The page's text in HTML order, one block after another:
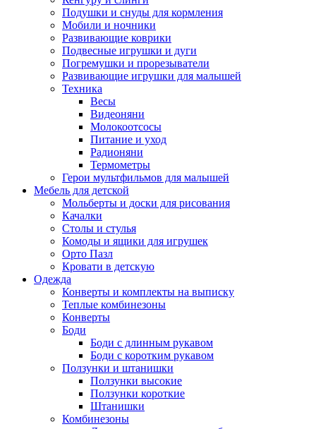
Подушки и снуды для кормления
Мобили и ночники
Развивающие коврики
Подвесные игрушки и дуги
Погремушки и прорезыватели
Развивающие игрушки для малышей
Техника
Весы
Видеоняни
Молокоотсосы
Питание и уход
Радионяни
Термометры
Герои мультфильмов для малышей
Мебель для детской
Мольберты и доски для рисования
Качалки
Столы и стулья
Комоды и ящики для игрушек
Орто Пазл
Кровати в детскую
Одежда
Конверты и комплекты на выписку
Теплые комбинезоны
Конверты
Боди
Боди с длинным рукавом
Боди с коротким рукавом
Ползунки и штанишки
Ползунки высокие
Ползунки короткие
Штанишки
Комбинезоны